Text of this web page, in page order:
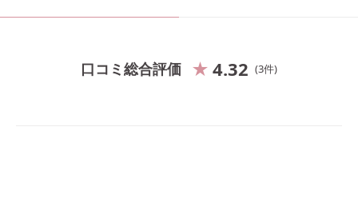
口コミ総合評価 4.32 3件